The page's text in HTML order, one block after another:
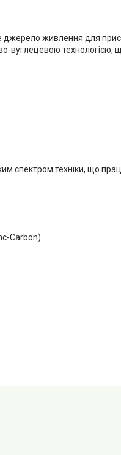
джерело живлення для
вуглецевою технологією,
спектром техніки, що
Carbon)